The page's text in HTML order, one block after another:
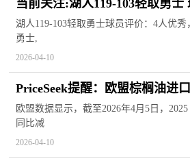
当前关注:湖人119-103轻取勇士
秀，4人及格，5人低迷
湖人119-103轻取勇士球员评价：4人优
勇士,
2026-04-10
PriceSeek提醒：欧盟棕榈油进
制约
欧盟数据显示，截至2026年4月5日，
同比减
2026-04-10